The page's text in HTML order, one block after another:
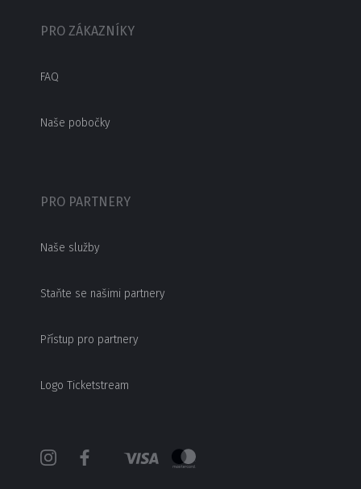
PRO ZÁKAZNÍKY
FAQ
Naše pobočky
PRO PARTNERY
Naše služby
Staňte se našimi partnery
Přístup pro partnery
Logo Ticketstream